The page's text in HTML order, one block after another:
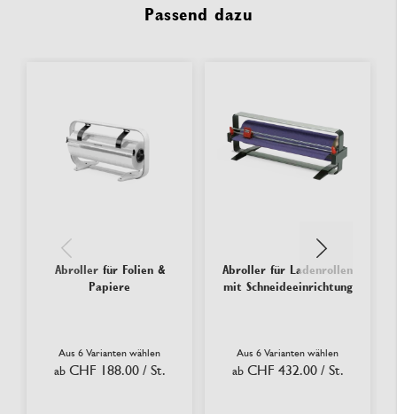
Passend dazu
Abroller für Folien &
Papiere
Aus 6 Varianten wählen
ab CHF 188.00 / St.
Abroller für Ladenrollen
mit Schneideeinrichtung
Aus 6 Varianten wählen
ab CHF 432.00 / St.